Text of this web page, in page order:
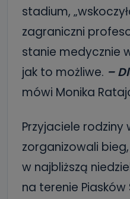
stadium,
zagraniczni
stanie medycznie
jak to możliwe. –
mówi Monika
Przyjaciele
zorganizowali
w najbliższą
na terenie Piasków